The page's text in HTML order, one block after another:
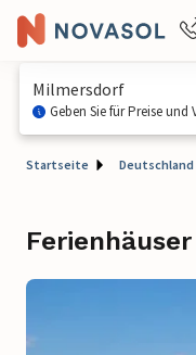
Milmersdorf
Geben Sie für Preise
Startseite Deutschland